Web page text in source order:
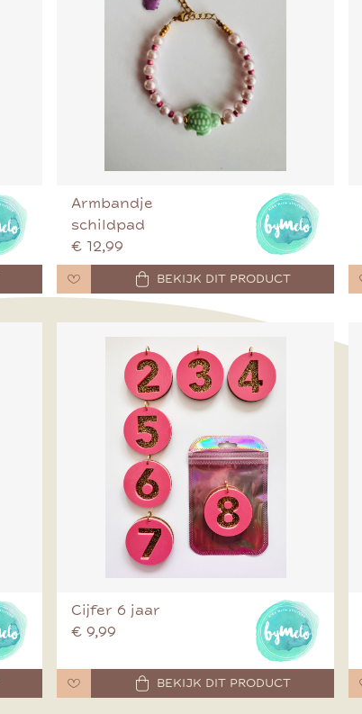
Armbandje
schildpad
€ 12,99
BEKIJK DIT PRODUCT
Cijfer 6 jaar
€ 9,99
BEKIJK DIT PRODUCT